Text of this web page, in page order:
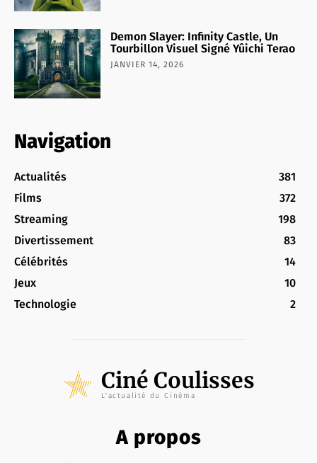
Demon Slayer: Infinity Castle, Un
Tourbillon Visuel Signé Yûichi Terao
JANVIER 14, 2026
Navigation
Actualités
381
Films
372
Streaming
198
Divertissement
83
Célébrités
14
Jeux
10
Technologie
2
Ciné Coulisses
L'actualité du Cinéma
A propos